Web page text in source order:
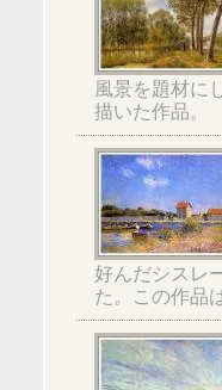
風景を題材に
描いた作品。
好んだシスレ
た。この作品